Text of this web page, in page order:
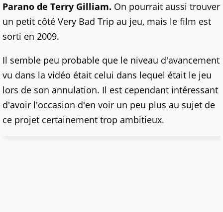
Parano de Terry Gilliam. On pourrait aussi trouver
un petit côté Very Bad Trip au jeu, mais le film est
sorti en 2009.
Il semble peu probable que le niveau d'avancement
vu dans la vidéo était celui dans lequel était le jeu
lors de son annulation. Il est cependant intéressant
d'avoir l'occasion d'en voir un peu plus au sujet de
ce projet certainement trop ambitieux.